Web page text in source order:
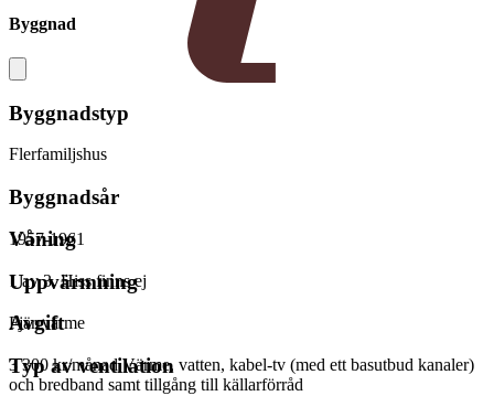
Våning
1 av 3. Hiss finns ej
Avgift
3 300 kr/månad Värme, vatten, kabel-tv (med ett basutbud kanaler)
och bredband samt tillgång till källarförråd
Byggnad
Byggnadstyp
Flerfamiljshus
Byggnadsår
1957-1961
Uppvärmning
Fjärrvärme
Typ av ventilation